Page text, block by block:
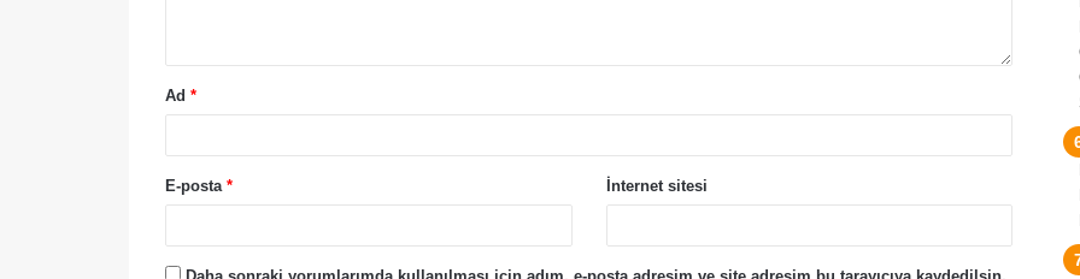
Ad *
E-posta * İnternet sitesi